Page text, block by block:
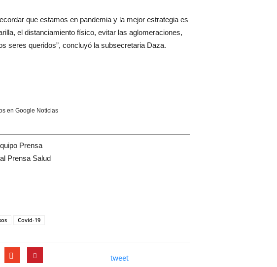
que estamos en pandemia y la mejor estrategia es
el distanciamiento físico, evitar las aglomeraciones,
seres queridos”, concluyó la subsecretaria Daza.
en Google Noticias
Prensa
Prensa Salud
Covid-19
tweet